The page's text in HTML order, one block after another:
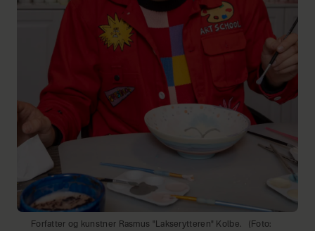
Forfatter og kunstner Rasmus "Lakserytteren" Kolbe. (Foto: